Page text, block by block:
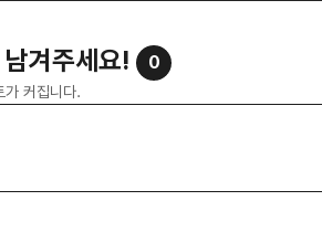
겨주세요! 0
가 커집니다.